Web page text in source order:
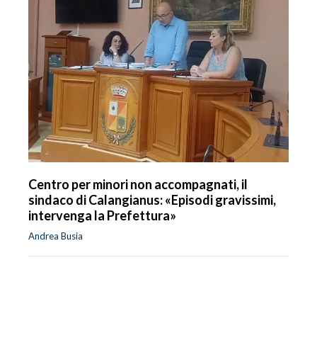
Centro per minori non accompagnati, il
sindaco di Calangianus: «Episodi gravissimi,
intervenga la Prefettura»
Andrea Busia